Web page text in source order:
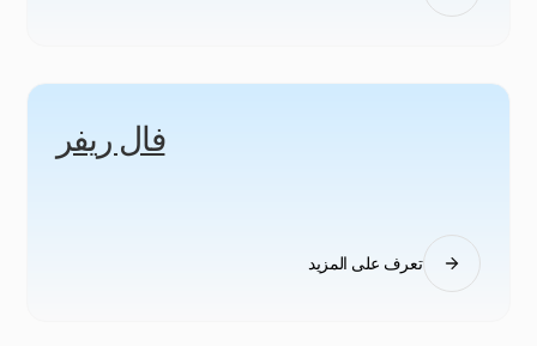
فال ريفر
تعرف على المزيد